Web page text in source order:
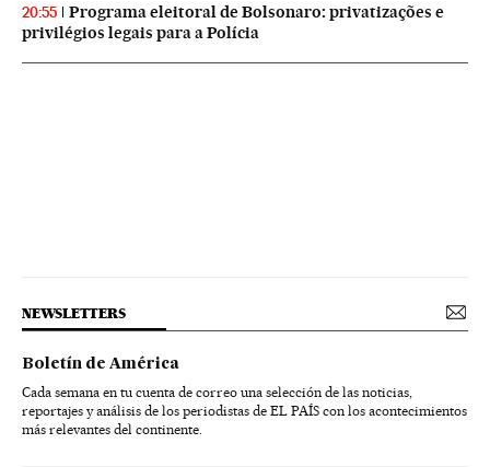
20:55
Programa eleitoral de Bolsonaro: privatizações e
privilégios legais para a Polícia
NEWSLETTERS
Boletín de América
Cada semana en tu cuenta de correo una selección de las noticias,
reportajes y análisis de los periodistas de EL PAÍS con los acontecimientos
más relevantes del continente.